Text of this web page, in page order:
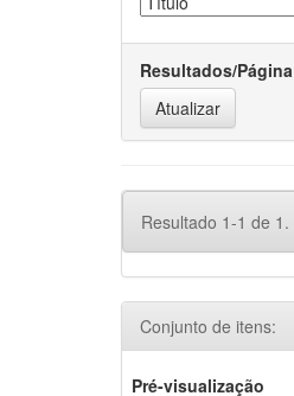
Resultados/Página
Resultado 1-1 de 1.
Conjunto de itens:
Pré-visualização